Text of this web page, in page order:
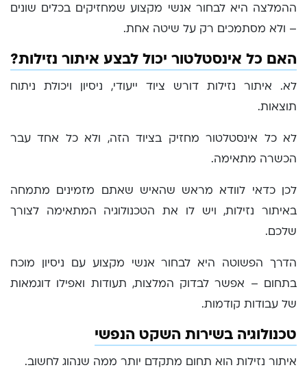
ההמלצה היא לבחור אנשי מקצוע שמחזיקים בכלים שונים
– ולא מסתמכים רק על שיטה אחת.
האם כל אינסטלטור יכול לבצע איתור נזילות?
לא. איתור נזילות דורש ציוד ייעודי, ניסיון ויכולת ניתוח
תוצאות.
לא כל אינסטלטור מחזיק בציוד הזה, ולא כל אחד עבר
הכשרה מתאימה.
לכן כדאי לוודא מראש שהאיש שאתם מזמינים מתמחה
באיתור נזילות, ויש לו את הטכנולוגיה המתאימה לצורך
שלכם.
הדרך הפשוטה היא לבחור אנשי מקצוע עם ניסיון מוכח
בתחום – אפשר לבדוק המלצות, תעודות ואפילו דוגמאות
של עבודות קודמות.
טכנולוגיה בשירות השקט הנפשי
איתור נזילות הוא תחום מתקדם יותר ממה שנהוג לחשוב.